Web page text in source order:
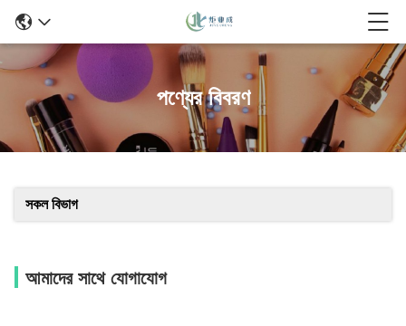
পণ্যের বিবরণ
সকল বিভাগ
আমাদের সাথে যোগাযোগ